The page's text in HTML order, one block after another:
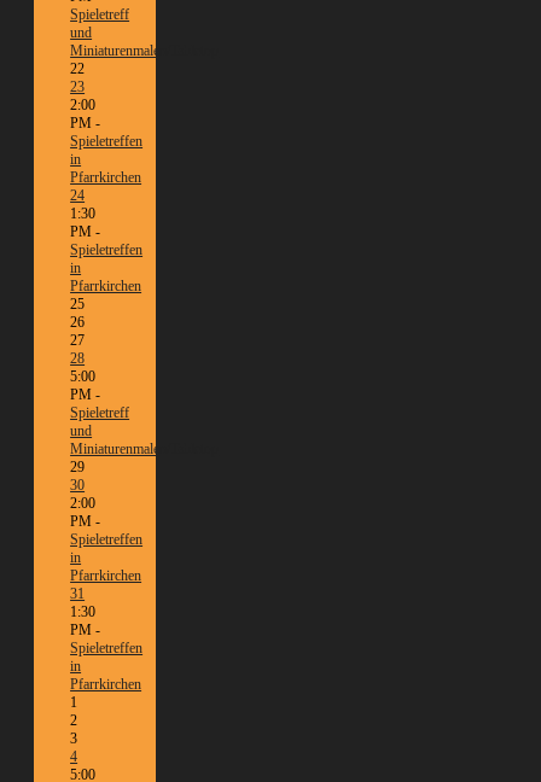
Spieletreff
und
Miniaturenmalen/Tabletop
22
23
2:00
PM -
Spieletreffen
in
Pfarrkirchen
24
1:30
PM -
Spieletreffen
in
Pfarrkirchen
25
26
27
28
5:00
PM -
Spieletreff
und
Miniaturenmalen/Tabletop
29
30
2:00
PM -
Spieletreffen
in
Pfarrkirchen
31
1:30
PM -
Spieletreffen
in
Pfarrkirchen
1
2
3
4
5:00